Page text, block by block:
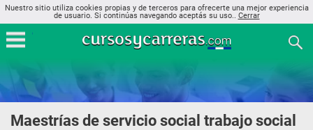
Nuestro sitio utiliza cookies propias y de terceros para ofrecerte una mejor experiencia
de usuario. Si continúas navegando aceptás su uso.. Cerrar
Maestrías de servicio social trabajo social